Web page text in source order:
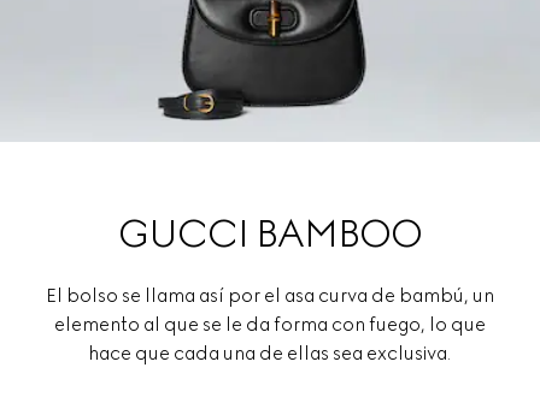
GUCCI BAMBOO
El bolso se llama así por el asa curva de bambú, un
elemento al que se le da forma con fuego, lo que
hace que cada una de ellas sea exclusiva.